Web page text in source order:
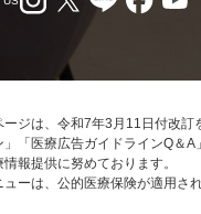
ジは、令和7年3月11日付改訂
「医療広告ガイドラインQ＆A
報提供に努めております。
ーは、公的医療保険が適用さ